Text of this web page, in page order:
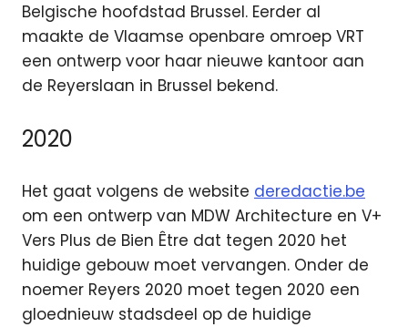
Belgische hoofdstad Brussel. Eerder al
maakte de Vlaamse openbare omroep VRT
een ontwerp voor haar nieuwe kantoor aan
de Reyerslaan in Brussel bekend.
2020
Het gaat volgens de website deredactie.be
om een ontwerp van MDW Architecture en V+
Vers Plus de Bien Être dat tegen 2020 het
huidige gebouw moet vervangen. Onder de
noemer Reyers 2020 moet tegen 2020 een
gloednieuw stadsdeel op de huidige